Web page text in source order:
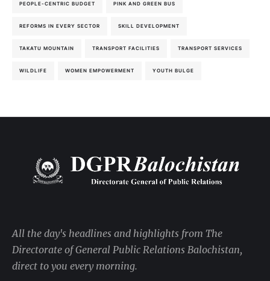
PEOPLE-CENTRIC BUDGET PINK AND GREEN BUS
REFORMS IN EVERY SECTOR SKILL DEVELOPMENT
TAKATU MOUNTAIN TRANSPORT FACILITIES TRANSPORT SERVICES
WILDLIFE WOMEN EMPOWERMENT YOUTH BULGE
All the day's headlines and highlights from The
Directorate of General Public Relations Balochistan,
direct to you every morning.